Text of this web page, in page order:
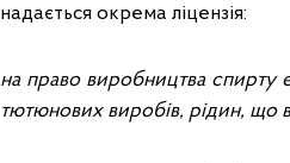
надається окрема ліцензія:
на право виробництва спирту
тютюнових виробів, рідин, що